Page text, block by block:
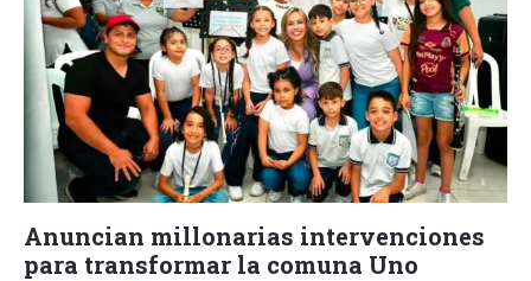
Anuncian millonarias intervenciones
para transformar la comuna Uno